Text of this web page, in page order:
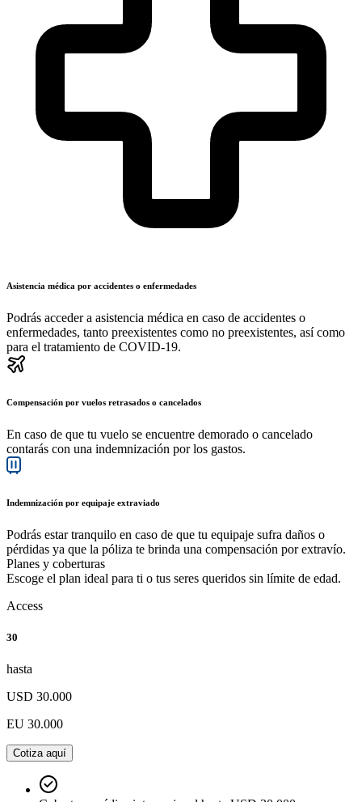
Asistencia médica por accidentes o enfermedades
Podrás acceder a asistencia médica en caso de accidentes o
enfermedades, tanto preexistentes como no preexistentes, así como
para el tratamiento de COVID-19.
Compensación por vuelos retrasados o cancelados
En caso de que tu vuelo se encuentre demorado o cancelado
contarás con una indemnización por los gastos.
Indemnización por equipaje extraviado
Podrás estar tranquilo en caso de que tu equipaje sufra daños o
pérdidas ya que la póliza te brinda una compensación por extravío.
Planes y coberturas
Escoge el plan ideal para ti o tus seres queridos sin límite de edad.
Access
30
hasta
USD 30.000
EU 30.000
Cotiza aquí